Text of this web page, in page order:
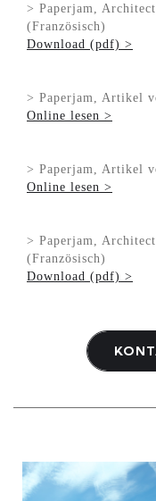
> Paperjam,
(Französisch)
Download (pdf) >
> Paperjam, Artikel
Online lesen >
> Paperjam, Artikel
Online lesen >
> Paperjam,
(Französisch)
Download (pdf) >